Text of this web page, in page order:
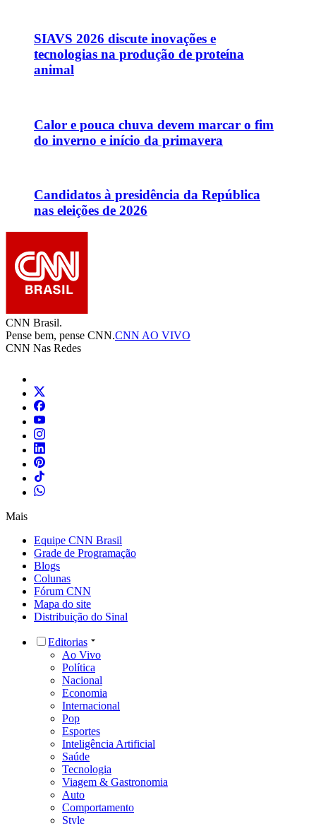
SIAVS 2026 discute inovações e
tecnologias na produção de proteína
animal
Calor e pouca chuva devem marcar o fim
do inverno e início da primavera
Candidatos à presidência da República
nas eleições de 2026
CNN Brasil.
Pense bem, pense CNN.CNN AO VIVO
CNN Nas Redes
Mais
Equipe CNN Brasil
Grade de Programação
Blogs
Colunas
Fórum CNN
Mapa do site
Distribuição do Sinal
Editorias
Ao Vivo
Política
Nacional
Economia
Internacional
Pop
Esportes
Inteligência Artificial
Saúde
Tecnologia
Viagem & Gastronomia
Auto
Comportamento
Style